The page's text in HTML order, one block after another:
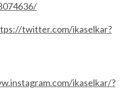
twitter.com/ikaselkar?
ikaselkar/?